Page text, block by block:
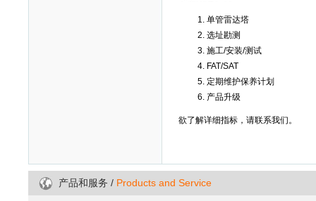
单管雷达塔
选址勘测
施工/安装/测试
FAT/SAT
定期维护保养计划
产品升级
欲了解详细指标，请联系我们。
产品和服务 / Products and Service